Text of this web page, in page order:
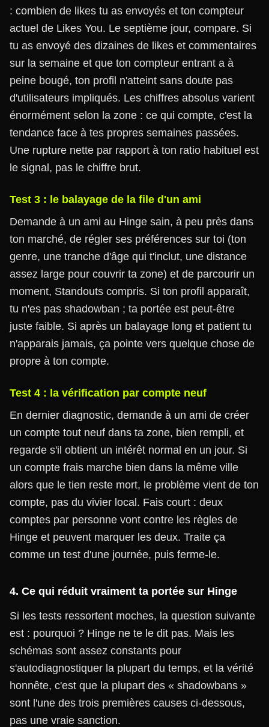
: combien de likes tu as envoyés et ton compteur
actuel de Likes You. Le septième jour, compare. Si
tu as envoyé des dizaines de likes et commentaires
sur la semaine et que ton compteur entrant a à
peine bougé, ton profil n'atteint sans doute pas
d'utilisateurs impliqués. Les chiffres absolus varient
énormément selon la zone : ce qui compte, c'est la
tendance face à tes propres semaines passées.
Une rupture nette par rapport à ton ratio habituel est
le signal, pas le chiffre brut.
Test 3 : le balayage de la file d'un ami
Demande à un ami au Hinge sain, à peu près dans
ton marché, de régler ses préférences sur toi (ton
genre, une tranche d'âge qui t'inclut, une distance
assez large pour couvrir ta zone) et de parcourir un
moment, Standouts compris. Si ton profil apparaît,
tu n'es pas shadowban ; ta portée est peut-être
juste faible. Si après un balayage long et patient tu
n'apparais jamais, ça pointe vers quelque chose de
propre à ton compte.
Test 4 : la vérification par compte neuf
En dernier diagnostic, demande à un ami de créer
un compte tout neuf dans ta zone, bien rempli, et
regarde s'il obtient un intérêt normal en un jour. Si
un compte frais marche bien dans la même ville
alors que le tien reste mort, le problème vient de ton
compte, pas du vivier local. Fais court : deux
comptes par personne vont contre les règles de
Hinge et peuvent marquer les deux. Traite ça
comme un test d'une journée, puis ferme-le.
4. Ce qui réduit vraiment ta portée sur Hinge
Si les tests ressortent moches, la question suivante
est : pourquoi ? Hinge ne te le dit pas. Mais les
schémas sont assez constants pour
s'autodiagnostiquer la plupart du temps, et la vérité
honnête, c'est que la plupart des « shadowbans »
sont l'une des trois premières causes ci-dessous,
pas une vraie sanction.